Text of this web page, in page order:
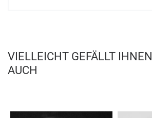
VIELLEICHT GEFÄLLT IHNEN
AUCH